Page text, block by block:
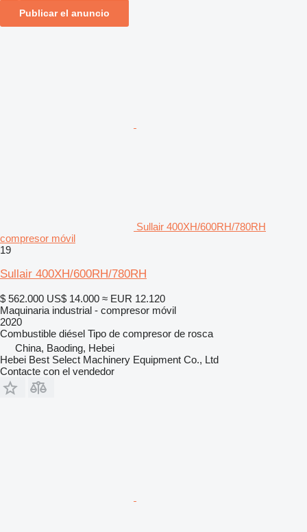
Publicar el anuncio
Sullair 400XH/600RH/780RH
compresor móvil
19
Sullair 400XH/600RH/780RH
$ 562.000 US$ 14.000 ≈ EUR 12.120
Maquinaria industrial - compresor móvil
2020
Combustible diésel Tipo de compresor de rosca
China, Baoding, Hebei
Hebei Best Select Machinery Equipment Co., Ltd
Contacte con el vendedor